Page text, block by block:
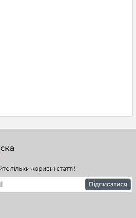
тільки корисні статті!
Підписатися